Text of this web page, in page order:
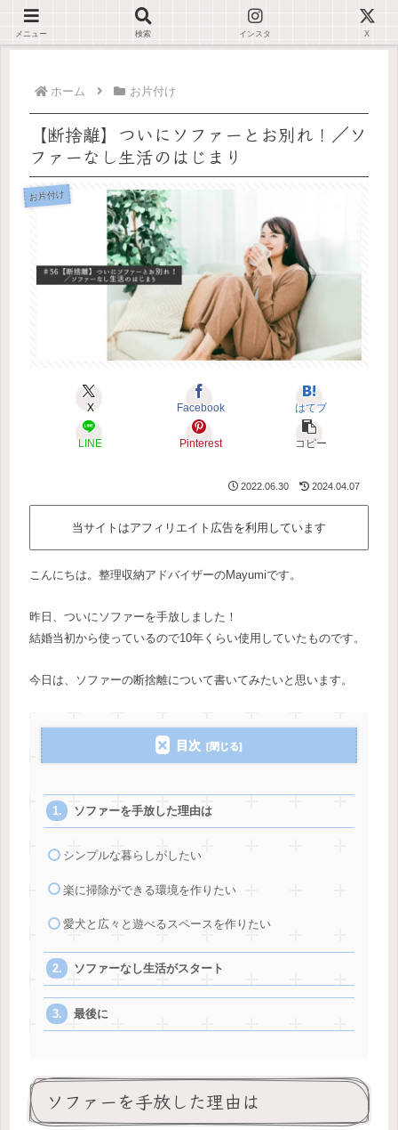
デジタルが苦手でも大丈夫🌿仕事が止まらない環境を一緒に整えます✊🏻
ホーム お片付け
【断捨離】ついにソファーとお別れ！／ソ
ファーなし生活のはじまり
お片付け
X Facebook はてブ
LINE Pinterest コピー
2022.06.30 2024.04.07
当サイトはアフィリエイト広告を利用しています
こんにちは。整理収納アドバイザーのMayumiです。
昨日、ついにソファーを手放しました！
結婚当初から使っているので10年くらい使用していたものです。
今日は、ソファーの断捨離について書いてみたいと思います。
目次
ソファーを手放した理由は
シンプルな暮らしがしたい
楽に掃除ができる環境を作りたい
愛犬と広々と遊べるスペースを作りたい
ソファーなし生活がスタート
最後に
ソファーを手放した理由は
メニュー 検索 インスタ X